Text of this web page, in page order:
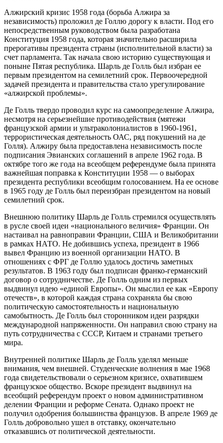
Алжирский кризис 1958 года (борьба Алжира за
независимость) проложил де Голлю дорогу к власти. Под его
непосредственным руководством была разработана
Конституция 1958 года, которая значительно расширила
прерогативы президента страны (исполнительной власти) за
счет парламента. Так начала свою историю существующая и
поныне Пятая республика. Шарль де Голль был избран ее
первым президентом на семилетний срок. Первоочередной
задачей президента и правительства стало урегулирование
«алжирской проблемы».
Де Голль твердо проводил курс на самоопределение Алжира,
несмотря на серьезнейшие противодействия (мятежи
французской армии и ультраколониалистов в 1960-1961,
террористическая деятельность ОАС, ряд покушений на де
Голля). Алжиру была предоставлена независимость после
подписания Эвианских соглашений в апреле 1962 года. В
октябре того же года на всеобщем референдуме была принята
важнейшая поправка к Конституции 1958 — о выборах
президента республики всеобщим голосованием. На ее основе
в 1965 году де Голль был переизбран президентом на новый
семилетний срок.
Внешнюю политику Шарль де Голль стремился осуществлять
в русле своей идеи «национального величия» Франции. Он
настаивал на равноправии Франции, США и Великобритании
в рамках НАТО. Не добившись успеха, президент в 1966
вывел Францию из военной организации НАТО. В
отношениях с ФРГ де Голлю удалось достичь заметных
результатов. В 1963 году был подписан франко-германский
договор о сотрудничестве. Де Голль одним из первых
выдвинул идею «единой Европы». Он мыслил ее как «Европу
отечеств», в которой каждая страна сохраняла бы свою
политическую самостоятельность и национальную
самобытность. Де Голль был сторонником идеи разрядки
международной напряженности. Он направил свою страну на
путь сотрудничества с СССР, Китаем и странами третьего
мира.
Внутренней политике Шарль де Голль уделял меньше
внимания, чем внешней. Студенческие волнения в мае 1968
года свидетельствовали о серьезном кризисе, охватившем
французское общество. Вскоре президент выдвинул на
всеобщий референдум проект о новом административном
делении Франции и реформе Сената. Однако проект не
получил одобрения большинства французов. В апреле 1969 де
Голль добровольно ушел в отставку, окончательно
отказавшись от политической деятельности.